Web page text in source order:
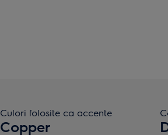
Culori folosite ca accente
Copper